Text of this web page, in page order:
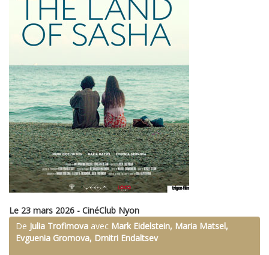
Le 23 mars 2026 - CinéClub Nyon
De Julia Trofimova avec Mark Eidelstein, Maria Matsel,
Evguenia Gromova, Dmitri Endaltsev